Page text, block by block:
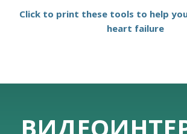
Click to print these tools to help
heart failure